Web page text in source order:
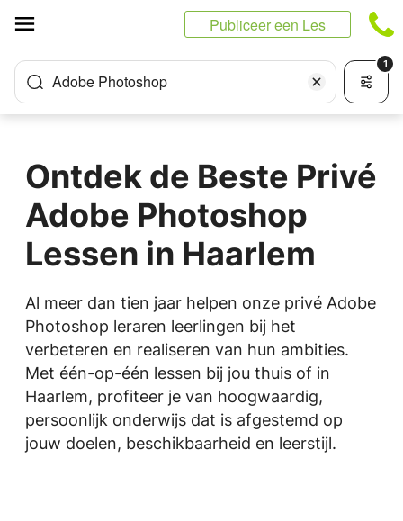
Publiceer een Les
Adobe Photoshop
1
Ontdek de Beste Privé
Adobe Photoshop
Lessen in Haarlem
Al meer dan tien jaar helpen onze privé Adobe
Photoshop leraren leerlingen bij het
verbeteren en realiseren van hun ambities.
Met één-op-één lessen bij jou thuis of in
Haarlem, profiteer je van hoogwaardig,
persoonlijk onderwijs dat is afgestemd op
jouw doelen, beschikbaarheid en leerstijl.